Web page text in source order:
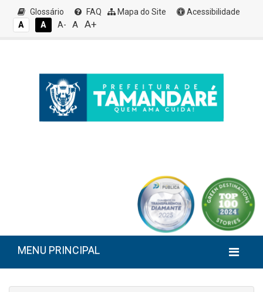
Glossário FAQ Mapa do Site
Acessibilidade
A
A A- A A+
MENU PRINCIPAL